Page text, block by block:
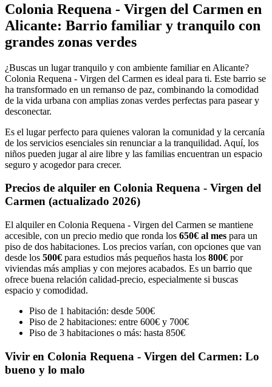
Colonia Requena - Virgen del Carmen en
Alicante: Barrio familiar y tranquilo con
grandes zonas verdes
¿Buscas un lugar tranquilo y con ambiente familiar en Alicante?
Colonia Requena - Virgen del Carmen es ideal para ti. Este barrio se
ha transformado en un remanso de paz, combinando la comodidad
de la vida urbana con amplias zonas verdes perfectas para pasear y
desconectar.
Es el lugar perfecto para quienes valoran la comunidad y la cercanía
de los servicios esenciales sin renunciar a la tranquilidad. Aquí, los
niños pueden jugar al aire libre y las familias encuentran un espacio
seguro y acogedor para crecer.
Precios de alquiler en Colonia Requena - Virgen del
Carmen (actualizado 2026)
El alquiler en Colonia Requena - Virgen del Carmen se mantiene
accesible, con un precio medio que ronda los 650€ al mes para un
piso de dos habitaciones. Los precios varían, con opciones que van
desde los 500€ para estudios más pequeños hasta los 800€ por
viviendas más amplias y con mejores acabados. Es un barrio que
ofrece buena relación calidad-precio, especialmente si buscas
espacio y comodidad.
Piso de 1 habitación: desde 500€
Piso de 2 habitaciones: entre 600€ y 700€
Piso de 3 habitaciones o más: hasta 850€
Vivir en Colonia Requena - Virgen del Carmen: Lo
bueno y lo malo